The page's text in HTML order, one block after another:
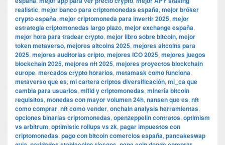
realistic, mejor banco para criptomonedas españa, mejor bróker
crypto españa, mejor criptomoneda para invertir 2025, mejor
estrategia criptomonedas largo plazo, mejor exchange españa,
mejor hora para tradear crypto, mejor libro sobre bitcoin, mejor
token metaverso, mejores altcoins 2025, mejores altcoins para
2025, mejores auditorias cripto, mejores ICO 2025, mejores juegos
blockchain 2025, mejores nft 2025, mejores proyectos blockchain
europe, mercados crypto horarios, metamask como funciona,
metaverso que es, mi cartera criptos diversificación, mi_ca que
cambia para usuarios, mifid y criptomonedas, minería bitcoin
requisitos, monedas con mayor volumen 24h, nansen que es, nft
como comprar, nft como vender, onchain analysis herramientas,
opciones binarias criptomonedas, openzeppelin contratos, optimism
vs arbitrum, optimistic rollups vs zk, pagar impuestos con
criptomonedas, pago con bitcoin comercios españa, pancakeswap